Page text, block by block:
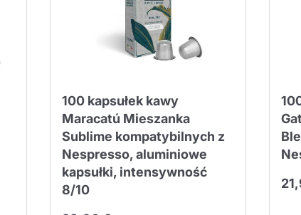
100 kapsułek kawy
Maracatú Mieszanka
Sublime kompatybilnych z
Nespresso, aluminiowe
kapsułki, intensywność
8/10